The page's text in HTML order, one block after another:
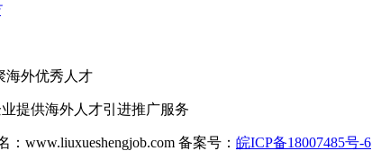
海外优秀人才
提供海外人才引进推广服务
：www.liuxueshengjob.com 备案号： 皖ICP备18007485号-6